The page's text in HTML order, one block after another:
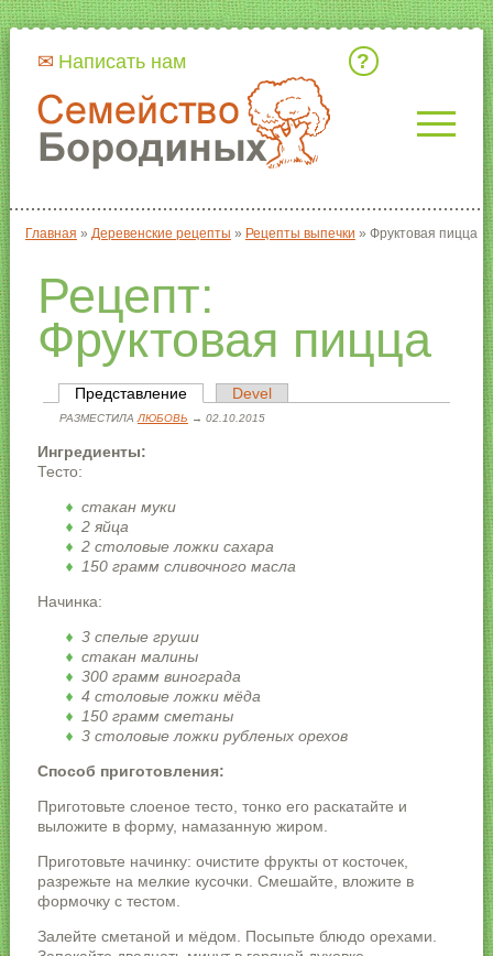
Написать нам
Вы здесь
Главная » Деревенские рецепты » Рецепты выпечки » Фруктовая пицца
Рецепт:
Фруктовая пицца
Главные вкладки
Представление(активная вкладка)
Devel
РАЗМЕСТИЛА ЛЮБОВЬ → 02.10.2015
Ингредиенты:
Тесто:
стакан муки
2 яйца
2 столовые ложки сахара
150 грамм сливочного масла
Начинка:
3 спелые груши
стакан малины
300 грамм винограда
4 столовые ложки мёда
150 грамм сметаны
3 столовые ложки рубленых орехов
Способ приготовления:
Приготовьте слоеное тесто, тонко его раскатайте и
выложите в форму, намазанную жиром.
Приготовьте начинку: очистите фрукты от косточек,
разрежьте на мелкие кусочки. Смешайте, вложите в
формочку с тестом.
Залейте сметаной и мёдом. Посыпьте блюдо орехами.